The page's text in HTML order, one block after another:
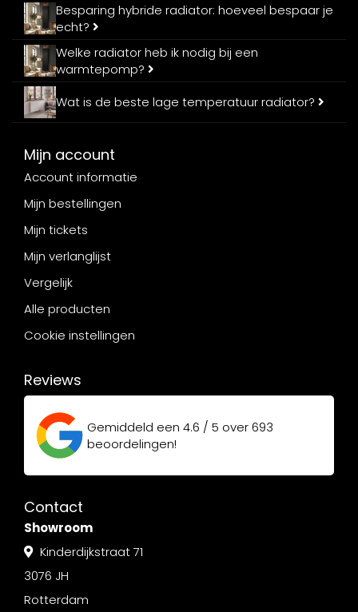
Besparing hybride radiator: hoeveel bespaar je
echt?
Welke radiator heb ik nodig bij een
warmtepomp?
Wat is de beste lage temperatuur radiator?
Mijn account
Account informatie
Mijn bestellingen
Mijn tickets
Mijn verlanglijst
Vergelijk
Alle producten
Cookie instellingen
Reviews
Gemiddeld een 4.6 / 5 over693
beoordelingen!
Contact
Showroom
Kinderdijkstraat 71
3076 JH
Rotterdam